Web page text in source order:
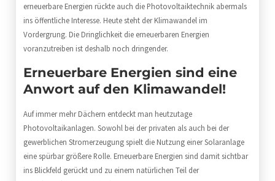
erneuerbare Energien rückte auch die Photovoltaiktechnik abermals
ins öffentliche Interesse. Heute steht der Klimawandel im
Vordergrung. Die Dringlichkeit die erneuerbaren Energien
voranzutreiben ist deshalb noch dringender.
Erneuerbare Energien sind eine
Anwort auf den Klimawandel!
Auf immer mehr Dächern entdeckt man heutzutage
Photovoltaikanlagen. Sowohl bei der privaten als auch bei der
gewerblichen Stromerzeugung spielt die Nutzung einer Solaranlage
eine spürbar größere Rolle. Erneuerbare Energien sind damit sichtbar
ins Blickfeld gerückt und zu einem natürlichen Teil der